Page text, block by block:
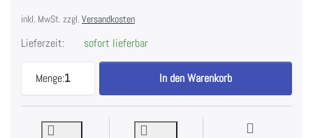
inkl. MwSt. zzgl. Versandkosten
Lieferzeit: sofort lieferbar
Menge:1
Vault Edges - Sizzix Thinlits Die Set by Tim Holtz
In den Warenkorb